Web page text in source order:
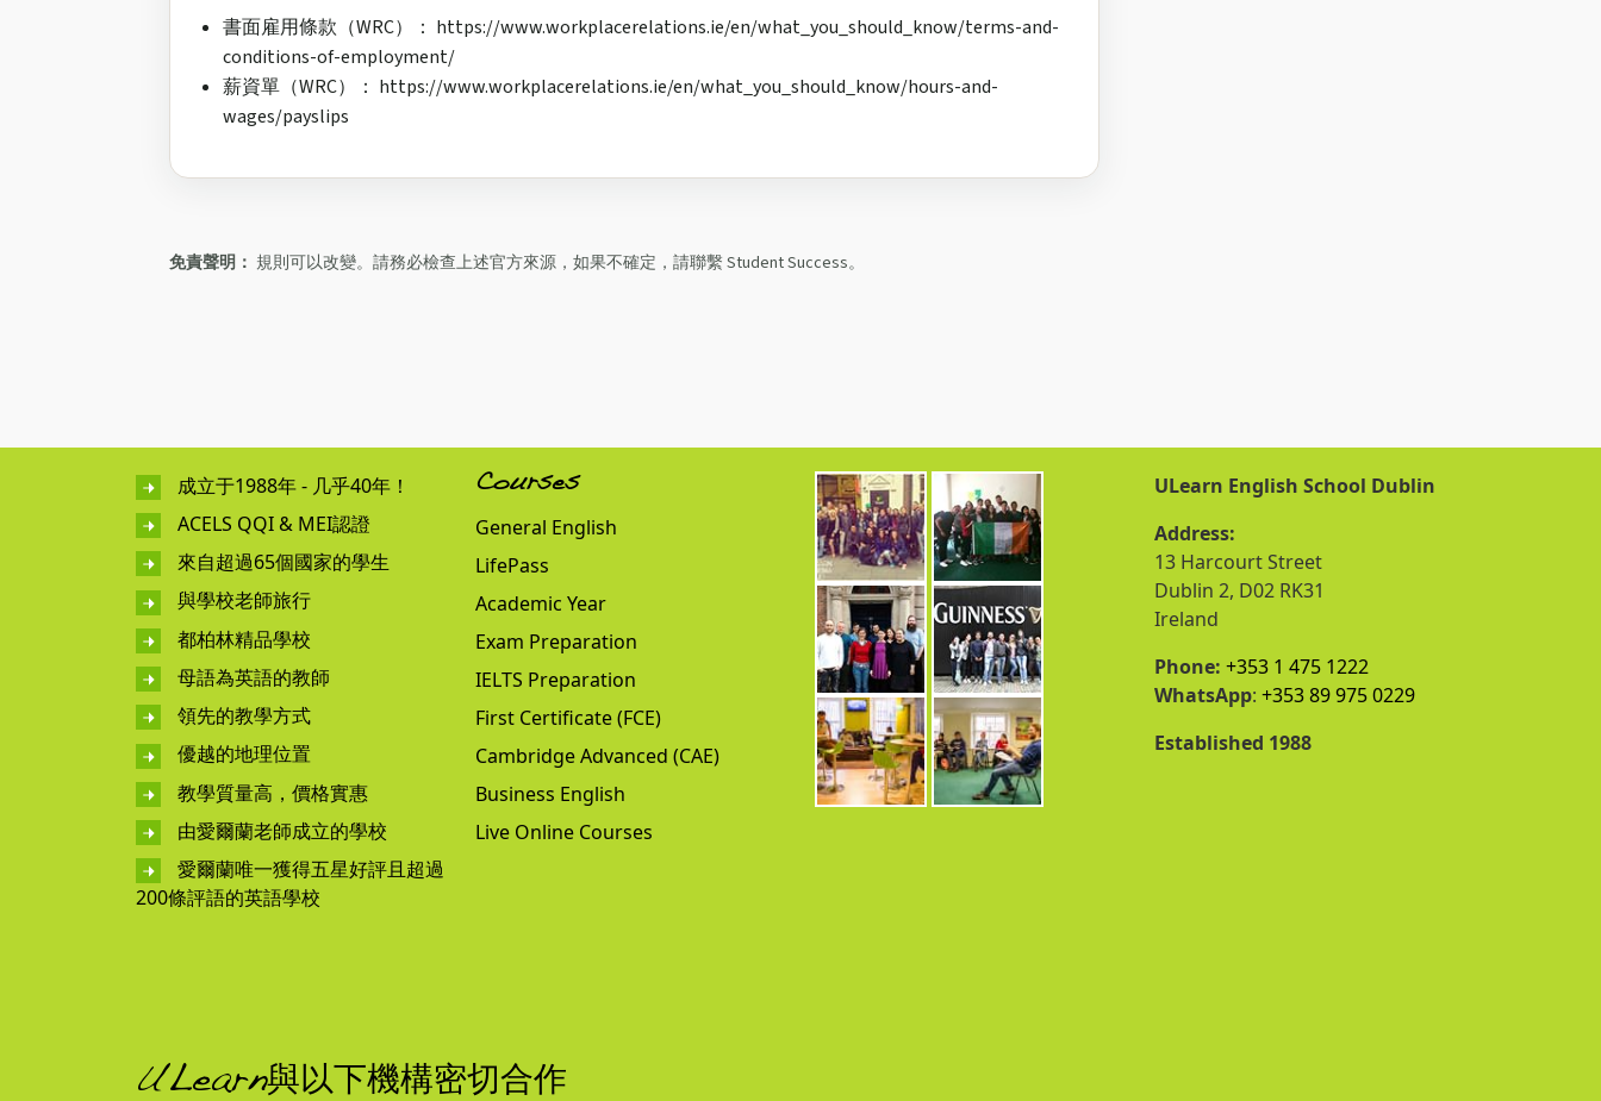
書面雇用條款（WRC）： https://www.workplacerelations.ie/en/what_you_should_know/terms-and-
conditions-of-employment/
薪資單（WRC）： https://www.workplacerelations.ie/en/what_you_should_know/hours-and-
wages/payslips
免責聲明： 規則可以改變。請務必檢查上述官方來源，如果不確定，請聯繫 Student Success。
成立于1988年 - 几乎40年！
ACELS QQI & MEI認證
來自超過65個國家的學生
與學校老師旅行
都柏林精品學校
母語為英語的教師
領先的教學方式
優越的地理位置
教學質量高，價格實惠
由愛爾蘭老師成立的學校
愛爾蘭唯一獲得五星好評且超過
200條評語的英語學校
Courses
General English
LifePass
Academic Year
Exam Preparation
IELTS Preparation
First Certificate (FCE)
Cambridge Advanced (CAE)
Business English
Live Online Courses
ULearn English School Dublin
Address:
13 Harcourt Street
Dublin 2, D02 RK31
Ireland
Phone: +353 1 475 1222
WhatsApp: +353 89 975 0229
Established 1988
ULearn與以下機構密切合作